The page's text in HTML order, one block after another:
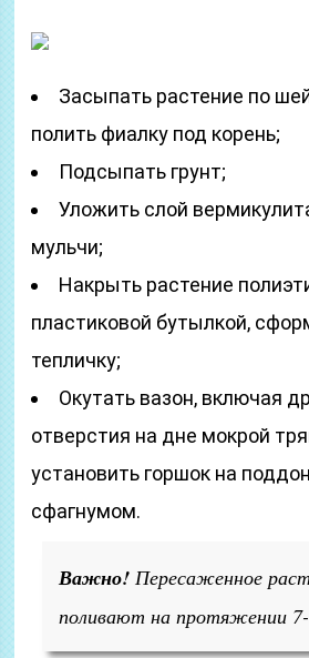
Засыпать растение по
полить фиалку под корень;
Подсыпать грунт;
Уложить слой
мульчи;
Накрыть растение
пластиковой бутылкой,
тепличку;
Окутать вазон, включая
отверстия на дне мокрой
установить горшок на
сфагнумом.
Важно! Пересаженное
поливают на протяжении 7-